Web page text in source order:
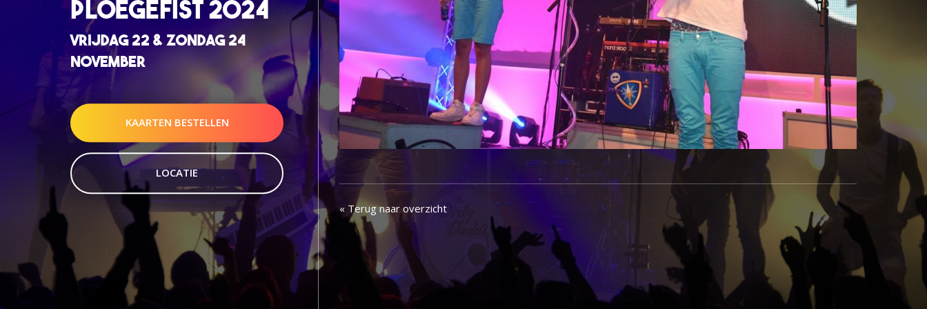
PLOEGEFIST 2024
VRIJDAG 22 & ZONDAG 24
NOVEMBER
KAARTEN BESTELLEN
LOCATIE
« Terug naar overzicht